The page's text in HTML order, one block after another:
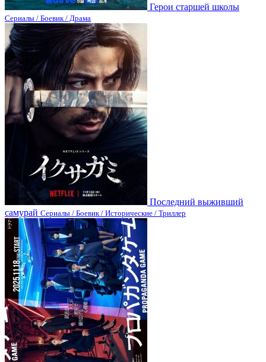
Герои старшей школы
Сериалы / Боевик / Драма
Последний выживший
самурай Сериалы / Боевик / Исторические / Триллер